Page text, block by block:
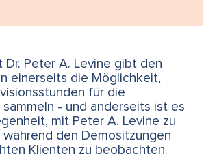
Dr. Peter A. Levine gibt den
einerseits die Möglichkeit,
für die
- und anderseits ist es
mit Peter A. Levine zu
während den Demositzungen
Klienten zu beobachten.